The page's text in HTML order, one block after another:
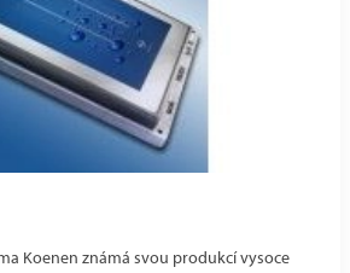
Koenen známá svou produkcí vysoce